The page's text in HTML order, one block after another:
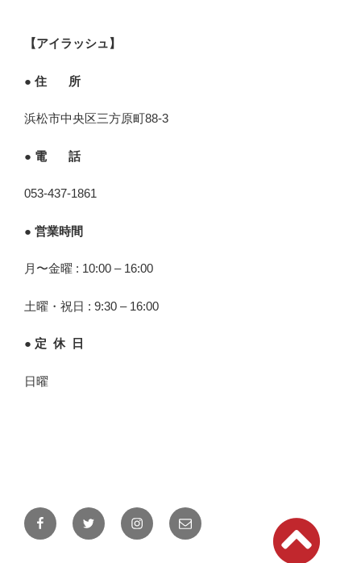
【アイラッシュ】
● 住 所
浜松市中央区三方原町88-3
● 電 話
053-437-1861
● 営業時間
月〜金曜 : 10:00 – 16:00
土曜・祝日 : 9:30 – 16:00
● 定 休 日
日曜
FacebookTwitter Instagramメ
ー